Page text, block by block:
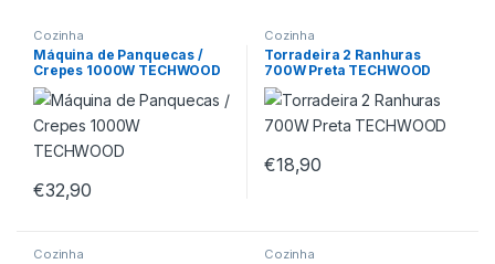
Cozinha
Máquina de Panquecas /
Crepes 1000W TECHWOOD
€32,90
Cozinha
Torradeira 2 Ranhuras
700W Preta TECHWOOD
€18,90
Cozinha Cozinha